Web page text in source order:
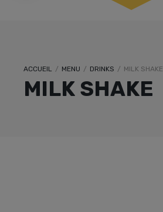
ACCUEIL / MENU / DRINKS / MILK SHAKE
MILK SHAKE